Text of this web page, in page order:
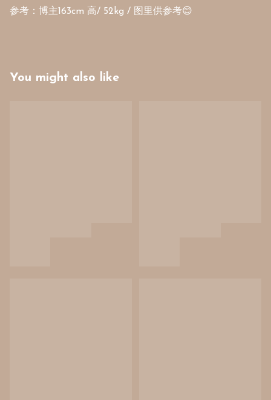
参考：博主163cm 高/ 52kg / 图里供参考😊
You might also like